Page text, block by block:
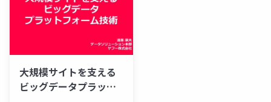
大規模サイトを支える
ビッグデータプラット